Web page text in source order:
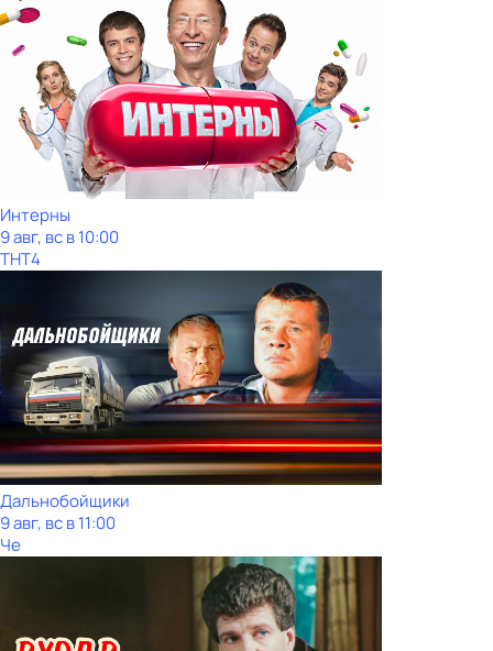
Интерны
9 авг, вс в 10:00
ТНТ4
Дальнобойщики
9 авг, вс в 11:00
Че